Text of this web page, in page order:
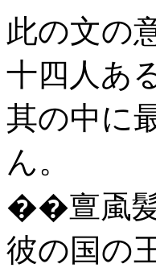
此の文の
十四人あ
其の中に
ん。
��亶颪
彼の国の